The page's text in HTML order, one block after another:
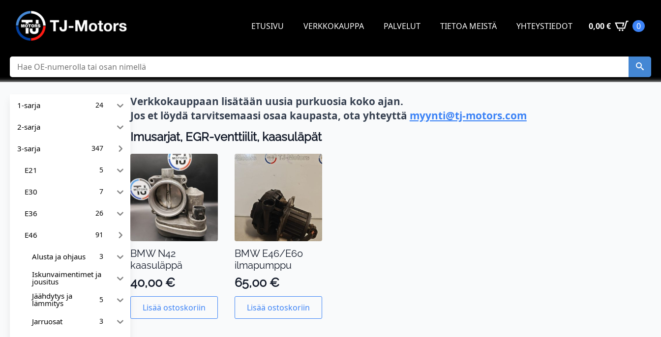
ETUSIVU VERKKOKAUPPA PALVELUT TIETOA MEISTÄ YHTEYSTIEDOT 0,00€ 0
Hae
1-sarja 24
2-sarja
3-sarja 347
E21 5
E30 7
E36 26
E46 91
Alusta ja ohjaus 3
Iskunvaimentimet ja
jousitus
Jäähdytys ja
lämmitys 5
Jarruosat 3
Verkkokauppaan lisätään uusia purkuosia koko ajan.
Jos et löydä tarvitsemaasi osaa kaupasta, ota yhteyttä myynti@tj-motors.com
Imusarjat, EGR-venttiilit, kaasuläpät
BMW N42
kaasuläppä
40,00 €
Lisää ostoskoriin
BMW E46/E60
ilmapumppu
65,00 €
Lisää ostoskoriin